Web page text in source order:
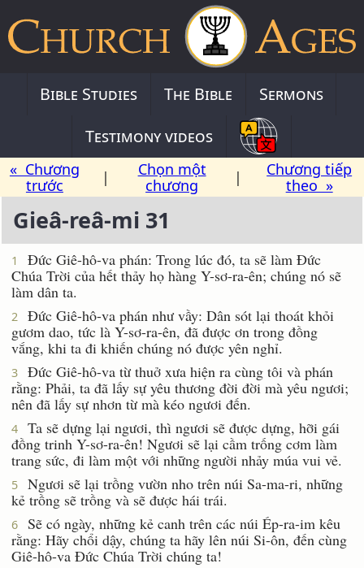
Bible Studies The Bible
Sermons
Testimony videos
« Chương
trước
|
Chọn một
chương
|
Chương tiếp
theo »
Gieâ-reâ-mi 31
1
Ðức Giê-hô-va phán: Trong lúc đó, ta sẽ làm Ðức
Chúa Trời của hết thảy họ hàng Y-sơ-ra-ên; chúng nó sẽ
làm dân ta.
2
Ðức Giê-hô-va phán như vầy: Dân sót lại thoát khỏi
gươm dao, tức là Y-sơ-ra-ên, đã được ơn trong đồng
vắng, khi ta đi khiến chúng nó được yên nghỉ.
3
Ðức Giê-hô-va từ thuở xưa hiện ra cùng tôi và phán
rằng: Phải, ta đã lấy sự yêu thương đời đời mà yêu ngươi;
nên đã lấy sự nhơn từ mà kéo ngươi đến.
4
Ta sẽ dựng lại ngươi, thì ngươi sẽ được dựng, hỡi gái
đồng trinh Y-sơ-ra-ên! Ngươi sẽ lại cầm trống cơm làm
trang sức, đi làm một với những người nhảy múa vui vẻ.
5
Ngươi sẽ lại trồng vườn nho trên núi Sa-ma-ri, những
kẻ trồng sẽ trồng và sẽ được hái trái.
6
Sẽ có ngày, những kẻ canh trên các núi Ép-ra-im kêu
rằng: Hãy chổi dậy, chúng ta hãy lên núi Si-ôn, đến cùng
Giê-hô-va Ðức Chúa Trời chúng ta!